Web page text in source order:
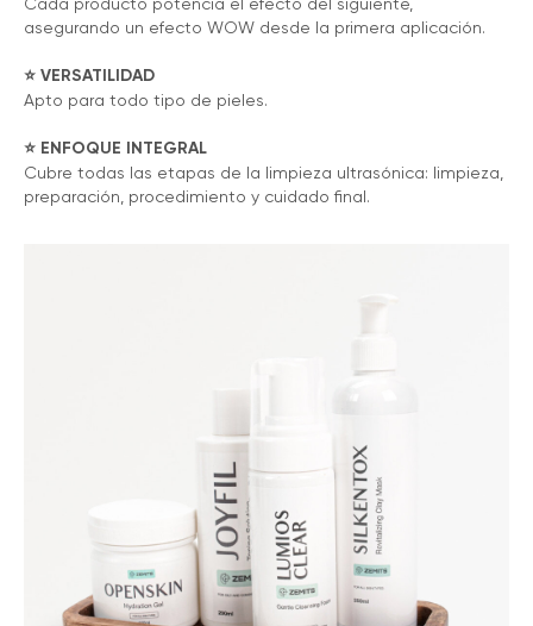
Cada producto potencia el efecto del siguiente,
asegurando un efecto WOW desde la primera aplicación.
⭐️ VERSATILIDAD
Apto para todo tipo de pieles.
⭐️ ENFOQUE INTEGRAL
Cubre todas las etapas de la limpieza ultrasónica: limpieza,
preparación, procedimiento y cuidado final.